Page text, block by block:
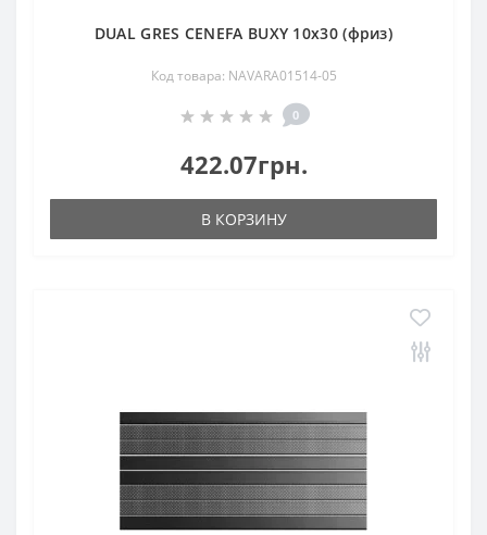
DUAL GRES CENEFA BUXY 10x30 (фриз)
Код товара: NAVARA01514-05
0
422.07грн.
В КОРЗИНУ